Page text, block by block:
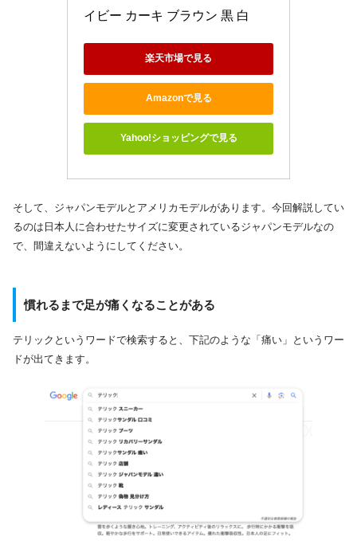
イビー カーキ ブラウン 黒 白
楽天市場で見る
Amazonで見る
Yahoo!ショッピングで見る
そして、ジャパンモデルとアメリカモデルがあります。今回解説してい
るのは日本人に合わせたサイズに変更されているジャパンモデルなの
で、間違えないようにしてください。
慣れるまで足が痛くなることがある
テリックというワードで検索すると、下記のような「痛い」というワー
ドが出てきます。